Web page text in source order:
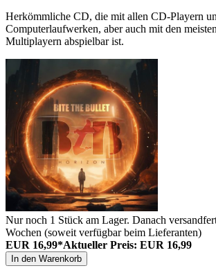
Herkömmliche CD, die mit allen CD-Playern
Computerlaufwerken, aber auch mit den
Multiplayern abspielbar ist.
Nur noch 1 Stück am Lager. Danach
Wochen (soweit verfügbar beim Lieferanten)
EUR 16,99*Aktueller Preis: EUR 16,99
In den Warenkorb